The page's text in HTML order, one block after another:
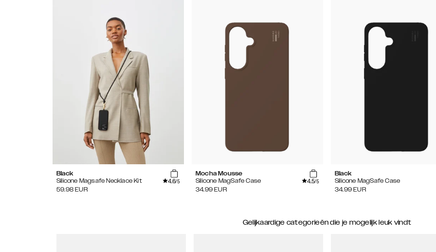
Black
Silicone Magsafe Necklace Kit
4.6/5
59.98 EUR
Mocha Mousse
Silicone MagSafe Case
4.5/5
34.99 EUR
Black
Silicone MagSafe Case
34.99 EUR
Gelijkaardige categorieën die je mogelijk leuk vindt